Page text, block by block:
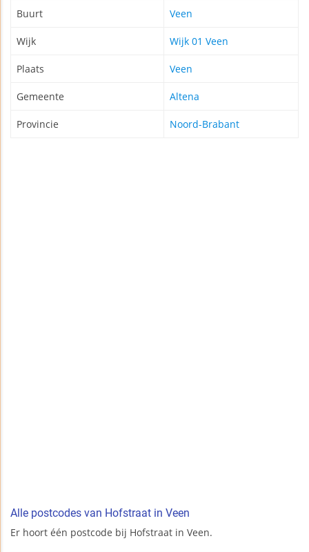
Buurt Veen
Wijk Wijk 01 Veen
Plaats Veen
Gemeente Altena
Provincie Noord-Brabant
Alle postcodes van Hofstraat in Veen
Er hoort één postcode bij Hofstraat in Veen.